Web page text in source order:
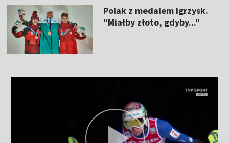
Polak z medalem igrzysk.
"Miałby złoto, gdyby..."